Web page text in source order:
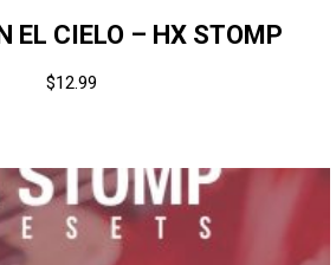
EL CIELO – HX STOMP
$12.99